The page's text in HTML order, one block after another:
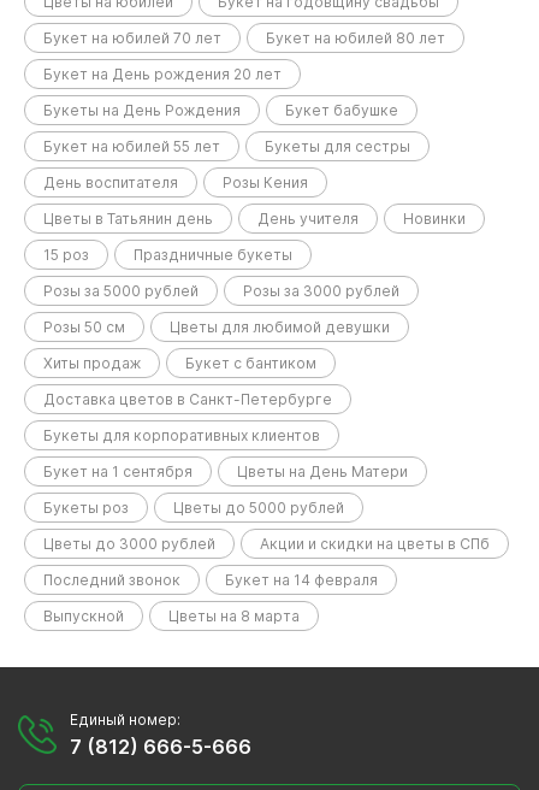
Букет на юбилей 70 лет
Букет на юбилей 80 лет
Букет на День рождения 20 лет
Букеты на День Рождения
Букет бабушке
Букет на юбилей 55 лет
Букеты для сестры
День воспитателя
Розы Кения
Цветы в Татьянин день
День учителя
Новинки
15 роз
Праздничные букеты
Розы за 5000 рублей
Розы за 3000 рублей
Розы 50 см
Цветы для любимой девушки
Хиты продаж
Букет с бантиком
Доставка цветов в Санкт-Петербурге
Букеты для корпоративных клиентов
Букет на 1 сентября
Цветы на День Матери
Букеты роз
Цветы до 5000 рублей
Цветы до 3000 рублей
Акции и скидки на цветы в СПб
Последний звонок
Букет на 14 февраля
Выпускной
Цветы на 8 марта
Единый номер:
7 (812) 666-5-666